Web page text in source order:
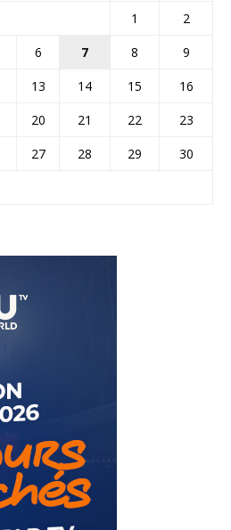
1
2
6 7 8
9
13 14 15
16
20 21 22
23
27 28 29
30